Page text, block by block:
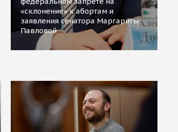
«склонение» к абортам и
заявления сенатора Маргариты
Павловой